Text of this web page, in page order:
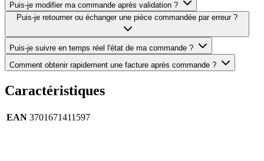
Puis-je modifier ma commande après validation ?
Puis-je retourner ou échanger une pièce commandée par erreur ?
Puis-je suivre en temps réel l'état de ma commande ?
Comment obtenir rapidement une facture après commande ?
Caractéristiques
EAN 3701671411597